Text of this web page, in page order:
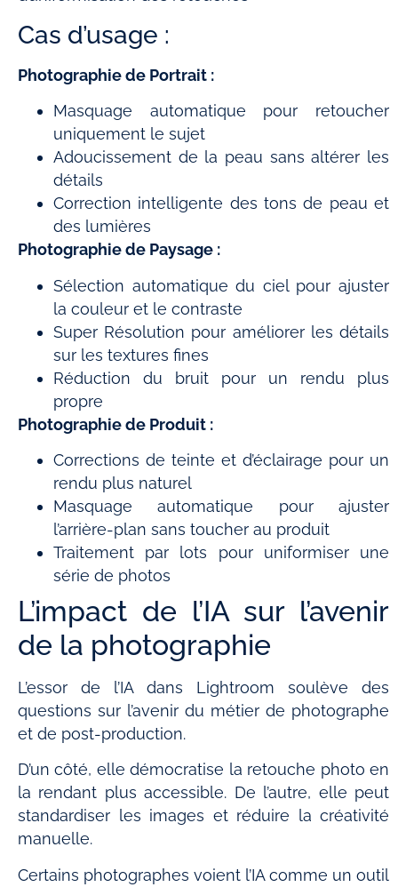
Cas d’usage :
Photographie de Portrait :
Masquage automatique pour retoucher
uniquement le sujet
Adoucissement de la peau sans altérer les
détails
Correction intelligente des tons de peau et
des lumières
Photographie de Paysage :
Sélection automatique du ciel pour ajuster
la couleur et le contraste
Super Résolution pour améliorer les détails
sur les textures fines
Réduction du bruit pour un rendu plus
propre
Photographie de Produit :
Corrections de teinte et d’éclairage pour un
rendu plus naturel
Masquage automatique pour ajuster
l’arrière-plan sans toucher au produit
Traitement par lots pour uniformiser une
série de photos
L’impact de l’IA sur l’avenir
de la photographie
L’essor de l’IA dans Lightroom soulève des
questions sur l’avenir du métier de photographe
et de post-production.
D’un côté, elle démocratise la retouche photo en
la rendant plus accessible. De l’autre, elle peut
standardiser les images et réduire la créativité
manuelle.
Certains photographes voient l’IA comme un outil